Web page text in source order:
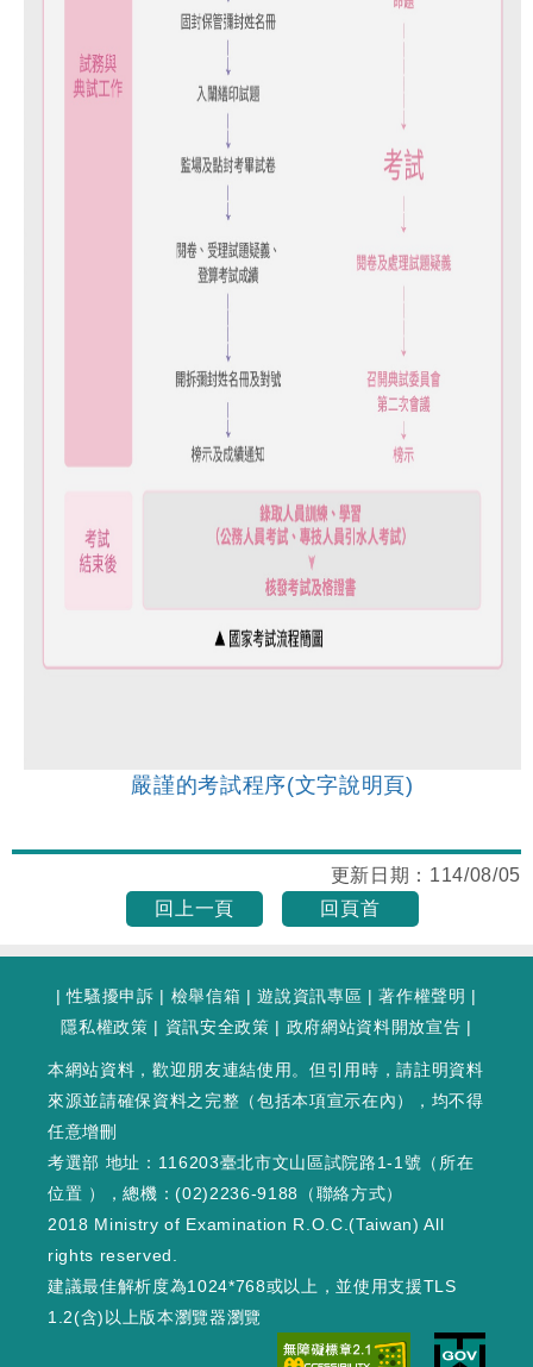
嚴謹的考試程序(文字說明頁)
更新日期： 114/08/05
回上一頁
回頁首
|性騷擾申訴 | 檢舉信箱 |遊說資訊專區 |著作權聲明 |
隱私權政策 | 資訊安全政策 | 政府網站資料開放宣告 |
本網站資料，歡迎朋友連結使用。但引用時，請註明資料
來源並請確保資料之完整（包括本項宣示在內），均不得
任意增刪
考選部 地址：116203臺北市文山區試院路1-1號（ 所在
位置 ），總機：(02)2236-9188（聯絡方式）
2018 Ministry of Examination R.O.C.(Taiwan) All
rights reserved.
建議最佳解析度為1024*768或以上，並使用支援TLS
1.2(含)以上版本瀏覽器瀏覽